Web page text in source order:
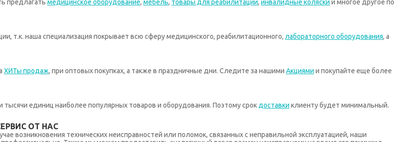
предлагать медицинское оборудование, мебель, товары для реабилитации, инвалидные коляски и многое другое по
т.к. наша специализация покрывает всю сферу медицинского, реабилитационного, лабораторного оборудования, а
ХИТы продаж, при оптовых покупках, а также в праздничные дни. Следите за нашими Акциями и покупайте еще более
тысячи единиц наиболее популярных товаров и оборудования. Поэтому срокдоставки клиенту будет минимальный.
ОТ НАС
возникновения технических неисправностей или поломок, связанных с неправильной эксплуатацией, наши